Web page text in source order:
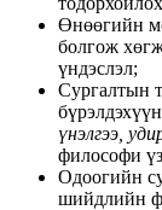
Өнөөгийн
болгож
үндэслэл;
Сургалтын
үнэлгээ,
философи
Одоогийн
шийдлийн